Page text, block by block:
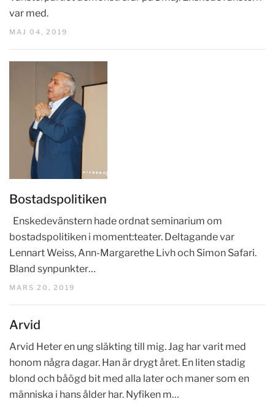
var med.
MAJ 04, 2019
Bostadspolitiken
Enskedevänstern hade ordnat seminarium om
bostadspolitiken i moment:teater. Deltagande var
Lennart Weiss, Ann-Margarethe Livh och Simon Safari.
Bland synpunkter…
MARS 20, 2019
Arvid
Arvid Heter en ung släkting till mig. Jag har varit med
honom några dagar. Han är drygt året. En liten stadig
blond och båögd bit med alla later och maner som en
människa i hans ålder har. Nyfiken m…